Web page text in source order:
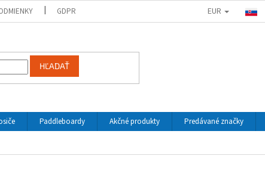
GDPR EUR
HĽADAŤ
Paddleboardy Akčné produkty Predávané značky